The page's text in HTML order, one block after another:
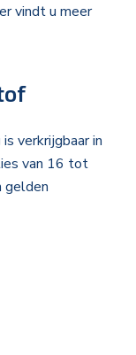
vindt u meer
verkrijgbaar in
van 16 tot
gelden